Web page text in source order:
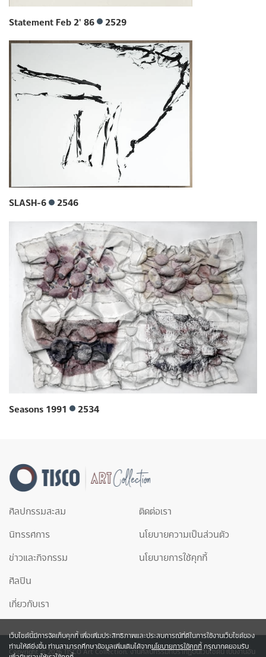
Statement Feb 2' 86 2529
SLASH-6 2546
Seasons 1991 2534
ศิลปกรรมสะสม
นิทรรศการ
ข่าวและกิจกรรม
ศิลปิน
เกี่ยวกับเรา
ติดต่อเรา
นโยบายความเป็นส่วนตัว
นโยบายการใช้คุกกี้
Copyright © 2026 TISCO Art Collection. งานศิลปกรรมที่ปรากฎบนเว็บไซต์นี้ เป็นงานอัน
เว็บไซต์นี้มีการจัดเก็บคุกกี้ เพื่อเพิ่มประสิทธิภาพและประสบการณ์ที่ดีในการใช้งานเว็บไซต์ของ
ท่านให้ดียิ่งขึ้น ท่านสามารถศึกษาข้อมูลเพิ่มเติมได้จากนโยบายการใช้คุกกี้ กรุณากดยอมรับ